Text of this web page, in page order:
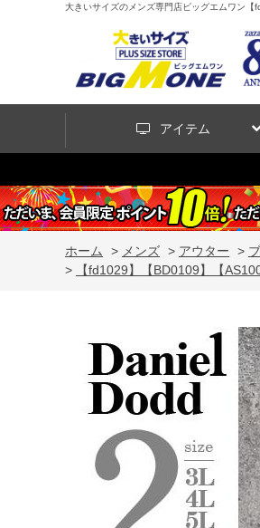
大きいサイズのメンズ専門店ビッグエムワン
アイテム
ホーム > メンズ > アウター >
>
【fd1029】【BD0109】【